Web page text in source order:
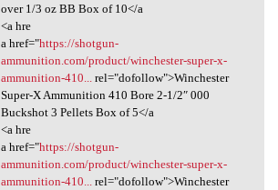
over 1/3 oz BB Box of 10</a
<a hre
a href="https://shotgun-
ammunition.com/product/winchester-super-x-
ammunition-410...rel="dofollow">Winchester
Super-X Ammunition 410 Bore 2-1/2″ 000
Buckshot 3 Pellets Box of 5</a
<a hre
a href="https://shotgun-
ammunition.com/product/winchester-super-x-
ammunition-410...rel="dofollow">Winchester